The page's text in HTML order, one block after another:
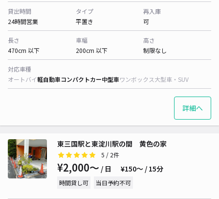
貸出時間
24時間営業
タイプ
平置き
再入庫
可
長さ
470cm 以下
車幅
200cm 以下
高さ
制限なし
対応車種
オートバイ軽自動車コンパクトカー中型車ワンボックス大型車・SUV
詳細へ
東三国駅と東淀川駅の間 黄色の家
5 / 2件
¥2,000〜 / 日 ¥150〜 / 15分
時間貸し可 当日予約不可